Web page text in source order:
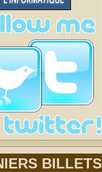
BILLETS